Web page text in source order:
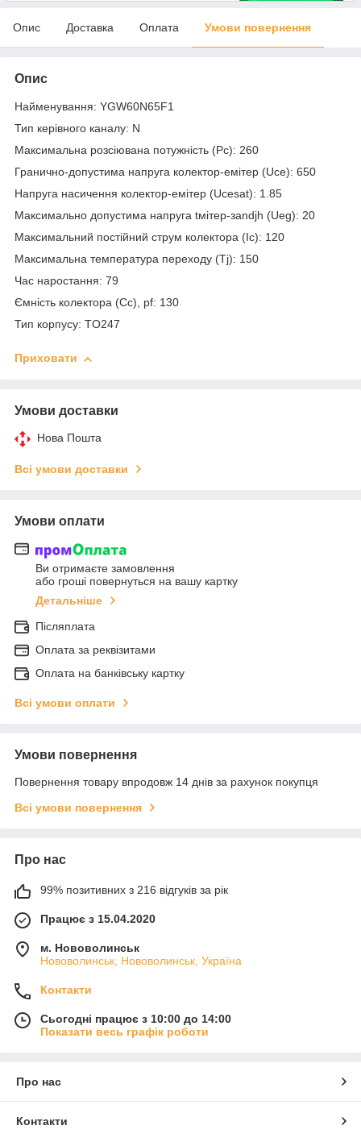
Опис Доставка Оплата Умови повернення
Опис
Найменування: YGW60N65F1
Тип керівного каналу: N
Максимальна розсіювана потужність (Pc): 260
Гранично-допустима напруга колектор-емітер (Uce): 650
Напруга насичення колектор-емітер (Ucesat): 1.85
Максимально допустима напруга tмітер-заndjh (Ueg): 20
Максимальний постійний струм колектора (Ic): 120
Максимальна температура переходу (Tj): 150
Час наростання: 79
Ємність колектора (Cc), pf: 130
Тип корпусу: TO247
Приховати
Умови доставки
Нова Пошта
Всі умови доставки
Умови оплати
Ви отримаєте замовлення
або гроші повернуться на вашу картку
Детальніше
Післяплата
Оплата за реквізитами
Оплата на банківську картку
Всі умови оплати
Умови повернення
Повернення товару впродовж 14 днів за рахунок покупця
Всі умови повернення
Про нас
99% позитивних з 216 відгуків за рік
Працює з 15.04.2020
м. Нововолинськ
Нововолинськ, Нововолинськ, Україна
Контакти
Сьогодні працює з 10:00 до 14:00
Показати весь графік роботи
Про нас
Контакти